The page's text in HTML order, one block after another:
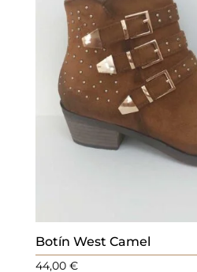
Botín West Camel
44,00 €